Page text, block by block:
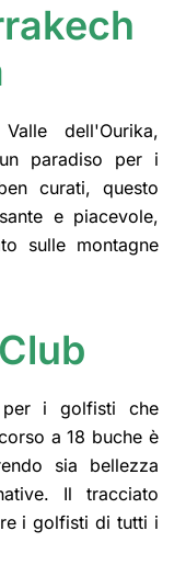
dell'Ourika,
paradiso per i
curati, questo
e piacevole,
sulle montagne
i golfisti che
a 18 buche è
sia bellezza
Il tracciato
i golfisti di tutti i